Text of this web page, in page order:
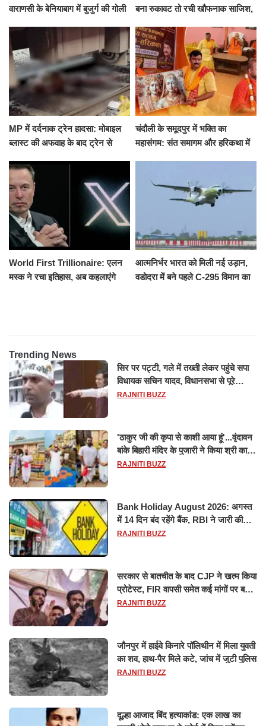
वाराणसी के बेनियाबाग में बुजुर्ग की गोली
बना रुकावट तो रची खौफनाक साजिश,
के घाट
MP में दर्दनाक ट्रेन हादसा: मोबाइल
ब्लास्ट की अफवाह के बाद ट्रेन से
रौंदा, 4 की मौत
चंदौली के समूदपुर में भक्ति का
महासंगम: संत समागम और हरिकथा में
World First Trillionaire: एलन
मस्क ने रचा इतिहास, अब कहलाएंगे
आत्मनिर्भर भारत को मिली नई उड़ान,
वडोदरा में बने पहले C-295 विमान का
Trending News
सिर पर पट्टी, गले में तख्ती लेकर पहुंचे सपा
विधायक सचिन यादव, विधानसभा से पूरे
मानसून सत्र के लिए किया गया निलंबित
RAJNITI BUZZ
'ठाकुर जी की कृपा से काशी आया हूं'...वृंदावन
बांके बिहारी मंदिर के पुजारी ने किया श्री काशी
विश्वनाथ का जलाभिषेक
RAJNITI BUZZ
Bank Holiday August 2026: अगस्त
में 14 दिन बंद रहेंगे बैंक, RBI ने जारी की
छुट्टियों की लिस्ट​​​​​​​
RAJNITI BUZZ
सरकार से बातचीत के बाद CJP ने खत्म किया
प्रोटेस्ट, FIR वापसी समेत कई मांगों पर बनी
सहमति
RAJNITI BUZZ
जौनपुर में हाईवे किनारे पॉलिथीन में मिला युवती
का शव, हाथ-पैर मिले कटे, जांच में जुटी पुलिस
RAJNITI BUZZ
दूल्हा आजाद बिंद हत्याकांड: एक लाख का